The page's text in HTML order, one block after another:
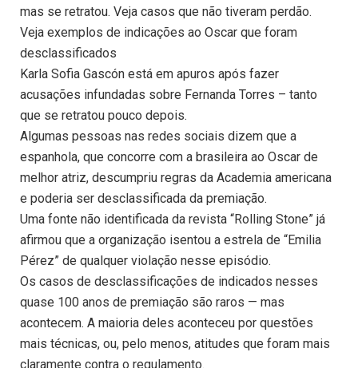
mas se retratou. Veja casos que não tiveram perdão.
Veja exemplos de indicações ao Oscar que foram
desclassificados
Karla Sofia Gascón está em apuros após fazer
acusações infundadas sobre Fernanda Torres – tanto
que se retratou pouco depois.
Algumas pessoas nas redes sociais dizem que a
espanhola, que concorre com a brasileira ao Oscar de
melhor atriz, descumpriu regras da Academia americana
e poderia ser desclassificada da premiação.
Uma fonte não identificada da revista “Rolling Stone” já
afirmou que a organização isentou a estrela de “Emilia
Pérez” de qualquer violação nesse episódio.
Os casos de desclassificações de indicados nesses
quase 100 anos de premiação são raros — mas
acontecem. A maioria deles aconteceu por questões
mais técnicas, ou, pelo menos, atitudes que foram mais
claramente contra o regulamento.